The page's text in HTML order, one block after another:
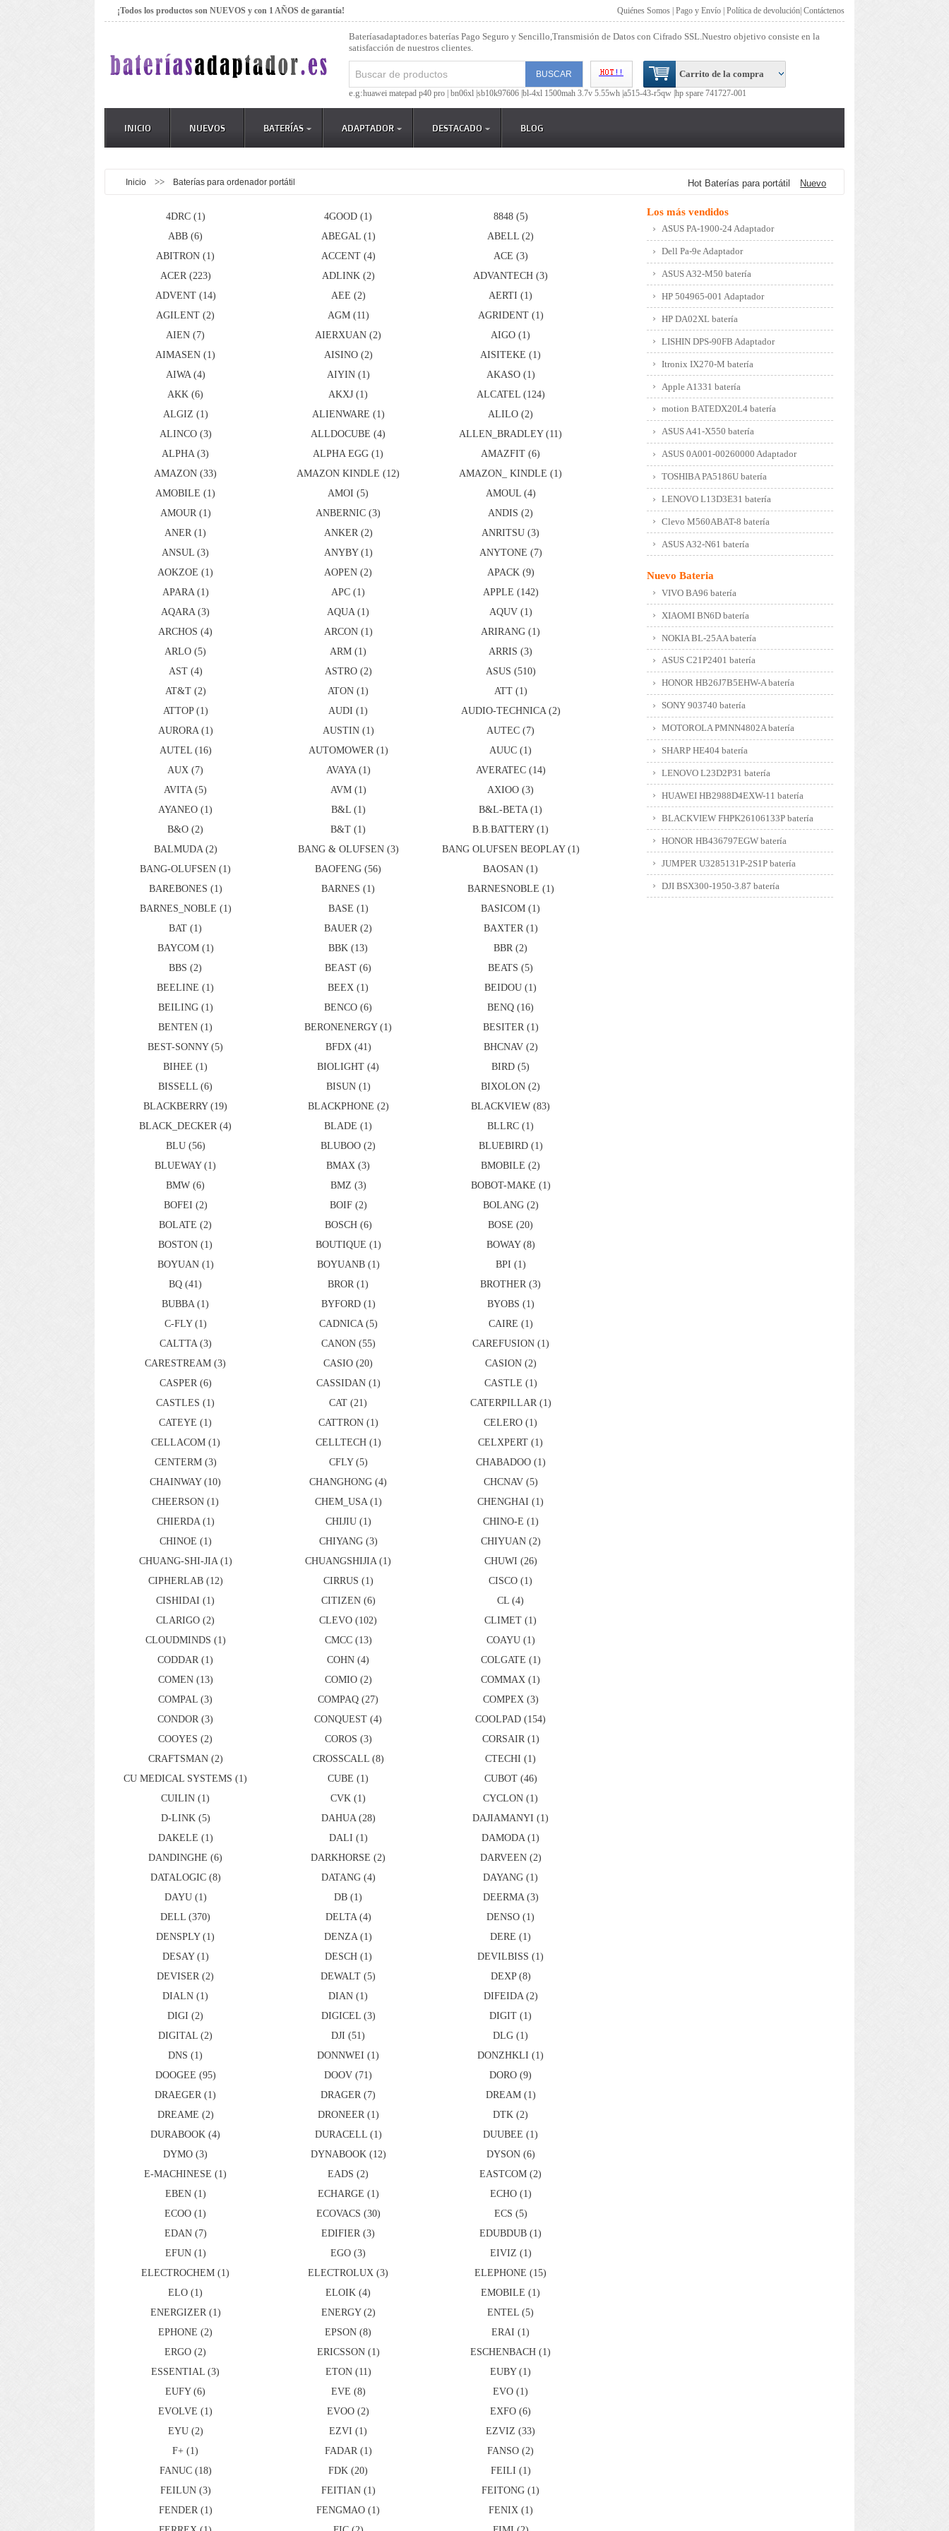
¡Todos los productos son NUEVOS y con 1 AÑOS de garantía! Quiénes Somos |Pago y Envío |Política de devolución |Contáctenos
Bateríasadaptador.es baterías Pago Seguro y Sencillo,Transmisión de Datos con Cifrado SSL.Nuestro objetivo consiste en la
satisfacción de nuestros clientes.
Carrito de la compra
e.g:huawei matepad p40 pro | bn06xl | sb10k97606 | bl-4xl 1500mah 3.7v 5.55wh | a515-43-r5qw | hp spare 741727-001
INICIO NUEVOS BATERÍAS ADAPTADOR DESTACADO BLOG
Inicio >> Baterías para ordenador portátil Hot Baterías para portátil Nuevo
4DRC (1) 4GOOD (1)
8848 (5)
ABB (6)
ABEGAL (1)
ABELL (2)
ABITRON (1)
ACCENT (4)
ACE (3)
ACER (223)
ADLINK (2)
ADVANTECH (3)
ADVENT (14)
AEE (2)
AERTI (1)
AGILENT (2)
AGM (11)
AGRIDENT (1)
AIEN (7)
AIERXUAN (2)
AIGO (1)
AIMASEN (1)
AISINO (2)
AISITEKE (1)
AIWA (4)
AIYIN (1)
AKASO (1)
AKK (6)
AKXJ (1)
ALCATEL (124)
ALGIZ (1)
ALIENWARE (1)
ALILO (2)
ALINCO (3)
ALLDOCUBE (4)
ALLEN_BRADLEY (11)
ALPHA (3)
ALPHA EGG (1)
AMAZFIT (6)
AMAZON (33)
AMAZON KINDLE (12)
AMAZON_ KINDLE (1)
AMOBILE (1)
AMOI (5)
AMOUL (4)
AMOUR (1)
ANBERNIC (3)
ANDIS (2)
ANER (1)
ANKER (2)
ANRITSU (3)
ANSUL (3)
ANYBY (1)
ANYTONE (7)
AOKZOE (1)
AOPEN (2)
APACK (9)
APARA (1)
APC (1)
APPLE (142)
AQARA (3)
AQUA (1)
AQUV (1)
ARCHOS (4)
ARCON (1)
ARIRANG (1)
ARLO (5)
ARM (1)
ARRIS (3)
AST (4)
ASTRO (2)
ASUS (510)
AT&T (2)
ATON (1)
ATT (1)
ATTOP (1)
AUDI (1)
AUDIO-TECHNICA (2)
AURORA (1)
AUSTIN (1)
AUTEC (7)
AUTEL (16)
AUTOMOWER (1)
AUUC (1)
AUX (7)
AVAYA (1)
AVERATEC (14)
AVITA (5)
AVM (1)
AXIOO (3)
AYANEO (1)
B&L (1)
B&L-BETA (1)
B&O (2)
B&T (1)
B.B.BATTERY (1)
BALMUDA (2)
BANG & OLUFSEN (3)
BANG OLUFSEN BEOPLAY (1)
BANG-OLUFSEN (1)
BAOFENG (56)
BAOSAN (1)
BAREBONES (1)
BARNES (1)
BARNESNOBLE (1)
BARNES_NOBLE (1)
BASE (1)
BASICOM (1)
BAT (1)
BAUER (2)
BAXTER (1)
BAYCOM (1)
BBK (13)
BBR (2)
BBS (2)
BEAST (6)
BEATS (5)
BEELINE (1)
BEEX (1)
BEIDOU (1)
BEILING (1)
BENCO (6)
BENQ (16)
BENTEN (1)
BERONENERGY (1)
BESITER (1)
BEST-SONNY (5)
BFDX (41)
BHCNAV (2)
BIHEE (1)
BIOLIGHT (4)
BIRD (5)
BISSELL (6)
BISUN (1)
BIXOLON (2)
BLACKBERRY (19)
BLACKPHONE (2)
BLACKVIEW (83)
BLACK_DECKER (4)
BLADE (1)
BLLRC (1)
BLU (56)
BLUBOO (2)
BLUEBIRD (1)
BLUEWAY (1)
BMAX (3)
BMOBILE (2)
BMW (6)
BMZ (3)
BOBOT-MAKE (1)
BOFEI (2)
BOIF (2)
BOLANG (2)
BOLATE (2)
BOSCH (6)
BOSE (20)
BOSTON (1)
BOUTIQUE (1)
BOWAY (8)
BOYUAN (1)
BOYUANB (1)
BPI (1)
BQ (41)
BROR (1)
BROTHER (3)
BUBBA (1)
BYFORD (1)
BYOBS (1)
C-FLY (1)
CADNICA (5)
CAIRE (1)
CALTTA (3)
CANON (55)
CAREFUSION (1)
CARESTREAM (3)
CASIO (20)
CASION (2)
CASPER (6)
CASSIDAN (1)
CASTLE (1)
CASTLES (1)
CAT (21)
CATERPILLAR (1)
CATEYE (1)
CATTRON (1)
CELERO (1)
CELLACOM (1)
CELLTECH (1)
CELXPERT (1)
CENTERM (3)
CFLY (5)
CHABADOO (1)
CHAINWAY (10)
CHANGHONG (4)
CHCNAV (5)
CHEERSON (1)
CHEM_USA (1)
CHENGHAI (1)
CHIERDA (1)
CHIJIU (1)
CHINO-E (1)
CHINOE (1)
CHIYANG (3)
CHIYUAN (2)
CHUANG-SHI-JIA (1)
CHUANGSHIJIA (1)
CHUWI (26)
CIPHERLAB (12)
CIRRUS (1)
CISCO (1)
CISHIDAI (1)
CITIZEN (6)
CL (4)
CLARIGO (2)
CLEVO (102)
CLIMET (1)
CLOUDMINDS (1)
CMCC (13)
COAYU (1)
CODDAR (1)
COHN (4)
COLGATE (1)
COMEN (13)
COMIO (2)
COMMAX (1)
COMPAL (3)
COMPAQ (27)
COMPEX (3)
CONDOR (3)
CONQUEST (4)
COOLPAD (154)
COOYES (2)
COROS (3)
CORSAIR (1)
CRAFTSMAN (2)
CROSSCALL (8)
CTECHI (1)
CU MEDICAL SYSTEMS (1)
CUBE (1)
CUBOT (46)
CUILIN (1)
CVK (1)
CYCLON (1)
D-LINK (5)
DAHUA (28)
DAJIAMANYI (1)
DAKELE (1)
DALI (1)
DAMODA (1)
DANDINGHE (6)
DARKHORSE (2)
DARVEEN (2)
DATALOGIC (8)
DATANG (4)
DAYANG (1)
DAYU (1)
DB (1)
DEERMA (3)
DELL (370)
DELTA (4)
DENSO (1)
DENSPLY (1)
DENZA (1)
DERE (1)
DESAY (1)
DESCH (1)
DEVILBISS (1)
DEVISER (2)
DEWALT (5)
DEXP (8)
DIALN (1)
DIAN (1)
DIFEIDA (2)
DIGI (2)
DIGICEL (3)
DIGIT (1)
DIGITAL (2)
DJI (51)
DLG (1)
DNS (1)
DONNWEI (1)
DONZHKLI (1)
DOOGEE (95)
DOOV (71)
DORO (9)
DRAEGER (1)
DRAGER (7)
DREAM (1)
DREAME (2)
DRONEER (1)
DTK (2)
DURABOOK (4)
DURACELL (1)
DUUBEE (1)
DYMO (3)
DYNABOOK (12)
DYSON (6)
E-MACHINESE (1)
EADS (2)
EASTCOM (2)
EBEN (1)
ECHARGE (1)
ECHO (1)
ECOO (1)
ECOVACS (30)
ECS (5)
EDAN (7)
EDIFIER (3)
EDUBDUB (1)
EFUN (1)
EGO (3)
EIVIZ (1)
ELECTROCHEM (1)
ELECTROLUX (3)
ELEPHONE (15)
ELO (1)
ELOIK (4)
EMOBILE (1)
ENERGIZER (1)
ENERGY (2)
ENTEL (5)
EPHONE (2)
EPSON (8)
ERAI (1)
ERGO (2)
ERICSSON (1)
ESCHENBACH (1)
ESSENTIAL (3)
ETON (11)
EUBY (1)
EUFY (6)
EVE (8)
EVO (1)
EVOLVE (1)
EVOO (2)
EXFO (6)
EYU (2)
EZVI (1)
EZVIZ (33)
F+ (1)
FADAR (1)
FANSO (2)
FANUC (18)
FDK (20)
FEILI (1)
FEILUN (3)
FEITIAN (1)
FEITONG (1)
FENDER (1)
FENGMAO (1)
FENIX (1)
Los más vendidos
ASUS PA-1900-24 Adaptador
Dell Pa-9e Adaptador
ASUS A32-M50 batería
HP 504965-001 Adaptador
HP DA02XL batería
LISHIN DPS-90FB Adaptador
Itronix IX270-M batería
Apple A1331 batería
motion BATEDX20L4 batería
ASUS A41-X550 batería
ASUS 0A001-00260000 Adaptador
TOSHIBA PA5186U batería
LENOVO L13D3E31 batería
Clevo M560ABAT-8 batería
ASUS A32-N61 batería
Nuevo Bateria
VIVO BA96 batería
XIAOMI BN6D batería
NOKIA BL-25AA batería
ASUS C21P2401 batería
HONOR HB26J7B5EHW-A batería
SONY 903740 batería
MOTOROLA PMNN4802A batería
SHARP HE404 batería
LENOVO L23D2P31 batería
HUAWEI HB2988D4EXW-11 batería
BLACKVIEW FHPK26106133P batería
HONOR HB436797EGW batería
JUMPER U3285131P-2S1P batería
DJI BSX300-1950-3.87 batería